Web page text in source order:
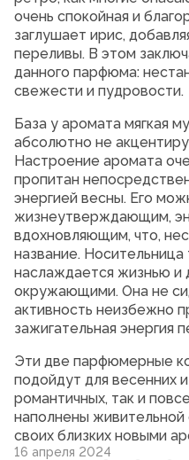
очень спокойная и
заглушает ирис,
переливы. В этом
данного парфюма:
свежести и пудровости.
База у аромата мягкая
абсолютно не
Настроение аромата
пропитан
энергией весны. Его
жизнеутверждающим,
вдохновляющим, что,
название.
наслаждается жизнью и
окружающими. Она не
активность неизбежно
зажигательная
Эти две парфюмерные
подойдут для весенних
романтичных, так и
наполнены живительной
своих близких новыми
16 апреля 2024